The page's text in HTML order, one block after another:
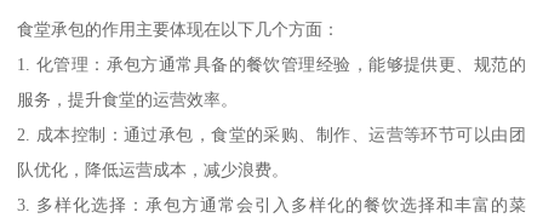
食堂承包的作用主要体现在以下几个方面：
1. 化管理：承包方通常具备的餐饮管理经验，能够提供更、规范的
服务，提升食堂的运营效率。
2. 成本控制：通过承包，食堂的采购、制作、运营等环节可以由团
队优化，降低运营成本，减少浪费。
3. 多样化选择：承包方通常会引入多样化的餐饮选择和丰富的菜